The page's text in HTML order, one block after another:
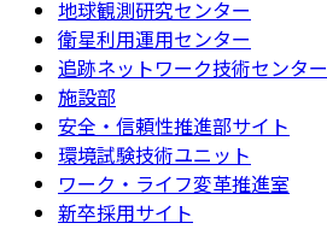
地球観測研究センター
衛星利用運用センター
追跡ネットワーク技術センター
施設部
安全・信頼性推進部サイト
環境試験技術ユニット
ワーク・ライフ変革推進室
新卒採用サイト